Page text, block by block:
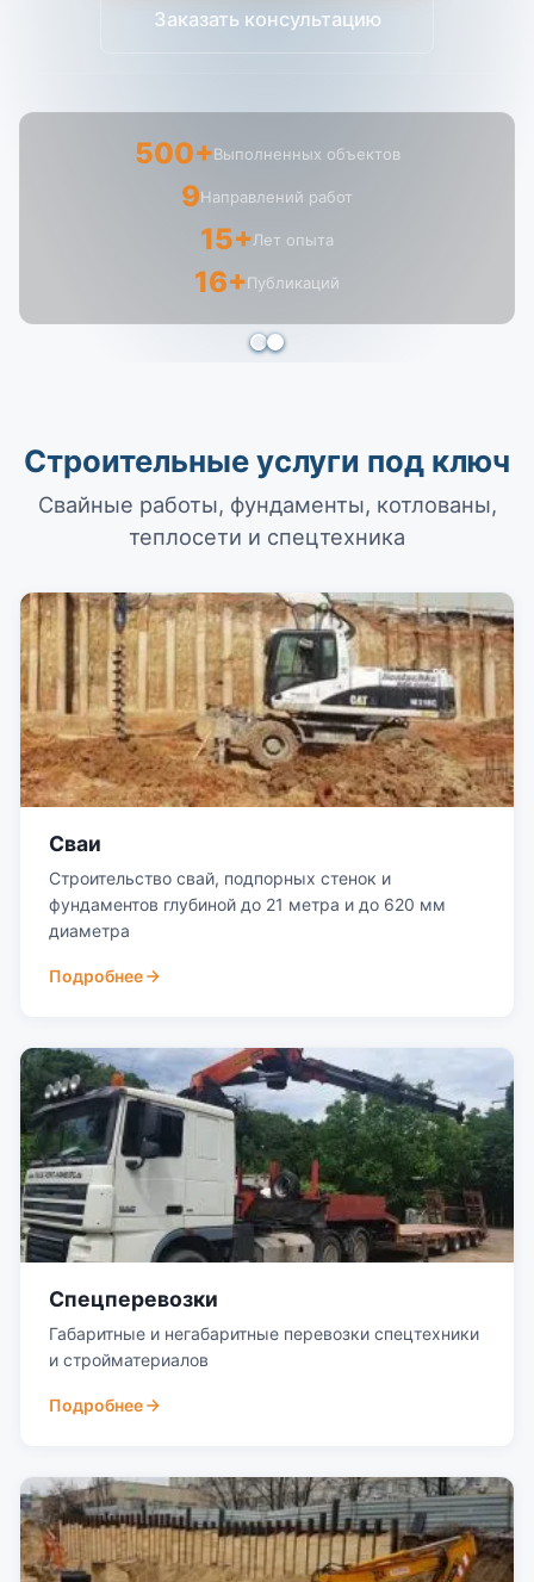
Заказать консультацию
500+Выполненных объектов
9Направлений работ
15+Лет опыта
16+Публикаций
Строительные услуги под ключ
Свайные работы, фундаменты, котлованы,
теплосети и спецтехника
Сваи
Строительство свай, подпорных стенок и
фундаментов глубиной до 21 метра и до 620 мм
диаметра
Подробнее
Спецперевозки
Габаритные и негабаритные перевозки спецтехники
и стройматериалов
Подробнее